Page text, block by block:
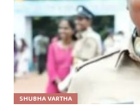
SHUBHA VARTHA